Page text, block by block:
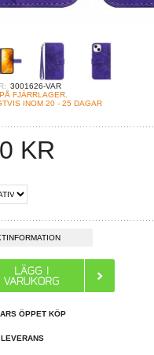
3001626-VAR
PÅ FJÄRRLAGER.
INOM 20 - 25 DAGAR
KR
ÖPPET KÖP